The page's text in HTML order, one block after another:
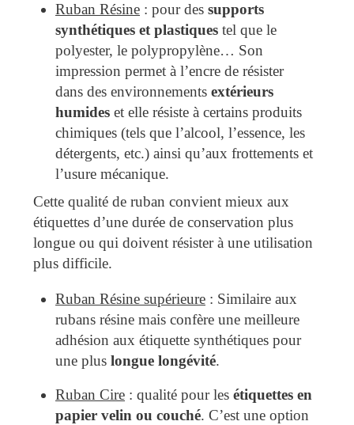
Ruban Résine : pour des supports
synthétiques et plastiques tel que le
polyester, le polypropylène… Son
impression permet à l’encre de résister
dans des environnements extérieurs
humides et elle résiste à certains produits
chimiques (tels que l’alcool, l’essence, les
détergents, etc.) ainsi qu’aux frottements et
l’usure mécanique.
Cette qualité de ruban convient mieux aux
étiquettes d’une durée de conservation plus
longue ou qui doivent résister à une utilisation
plus difficile.
Ruban Résine supérieure : Similaire aux
rubans résine mais confère une meilleure
adhésion aux étiquette synthétiques pour
une plus longue longévité.
Ruban Cire : qualité pour les étiquettes en
papier velin ou couché. C’est une option